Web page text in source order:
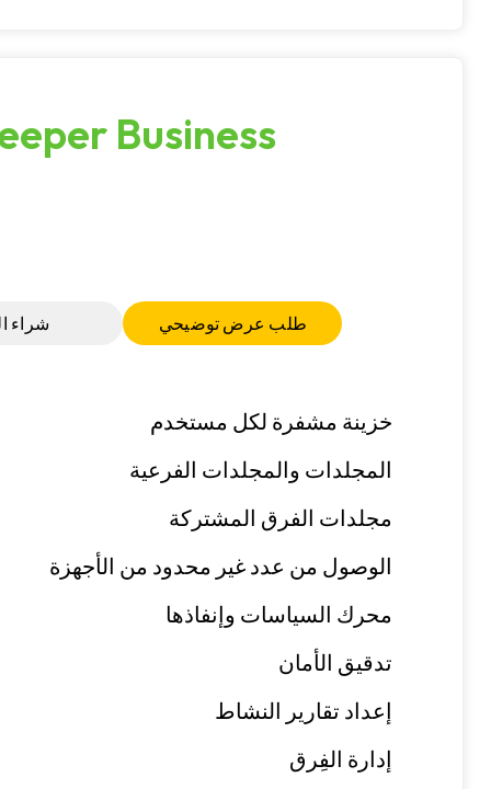
Business
طلب عرض توضيحي شراء
خزينة مشفرة لكل مستخدم
المجلدات والمجلدات الفرعية
مجلدات الفرق المشتركة
الوصول من عدد غير محدود من الأجهزة
محرك السياسات وإنفاذها
تدقيق الأمان
إعداد تقارير النشاط
إدارة الفِرق